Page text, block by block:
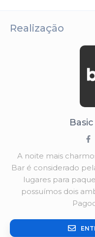
Realização
A noite mais
Bar é considerado
lugares para
possuímos dois